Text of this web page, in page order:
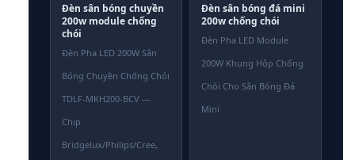
Đèn sân bóng chuyền
200w module chống
chói
Đèn Pha LED 200W Sân
Bóng Chuyền Chống Chói
TDLF-MKH200-BCV —
Chip
Bridgelux/Philips/Cree,
Đèn sân bóng đá mini
200w chống chói
Đèn Pha LED Module
200W Khung Hộp Chống
Chói Cho Sân Bóng Đá
Mini